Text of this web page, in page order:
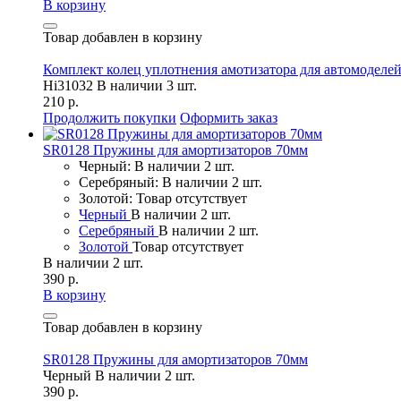
В корзину
Товар добавлен в корзину
Комплект колец уплотнения амотизатора для
Hi31032 В наличии 3 шт.
210 р.
Продолжить покупки Оформить заказ
SR0128 Пружины для амортизаторов 70мм
Черный: В наличии 2 шт.
Серебряный: В наличии 2 шт.
Золотой: Товар отсутствует
Черный В наличии 2 шт.
Серебряный В наличии 2 шт.
Золотой Товар отсутствует
В наличии 2 шт.
390 р.
В корзину
Товар добавлен в корзину
SR0128 Пружины для амортизаторов 70мм
Черный В наличии 2 шт.
390 р.